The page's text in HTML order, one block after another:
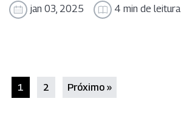
jan 03, 2025 4 min de leitura
1 2 Próximo »